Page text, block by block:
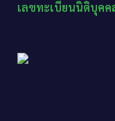
เลขทะเบียนนิติบุค